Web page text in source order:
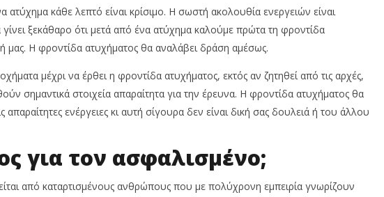
ατύχημα κάθε λεπτό είναι κρίσιμο. Η σωστή ακολουθία ενεργειών είναι
γίνει ξεκάθαρο ότι μετά από ένα ατύχημα καλούμε πρώτα τη φροντίδα
μας. Η φροντίδα ατυχήματος θα αναλάβει δράση αμέσως.
μέχρι να έρθει η φροντίδα ατυχήματος, εκτός αν ζητηθεί από τις αρχές,
σημαντικά στοιχεία απαραίτητα για την έρευνα. Η φροντίδα ατυχήματος θα
απαραίτητες ενέργειες κι αυτή σίγουρα δεν είναι δική σας δουλειά ή του άλλου
για τον ασφαλισμένο;
από καταρτισμένους ανθρώπους που με πολύχρονη εμπειρία γνωρίζουν